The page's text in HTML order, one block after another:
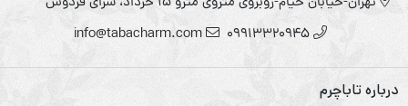
09913320945
info@tabacharm.com
درباره تاباچرم